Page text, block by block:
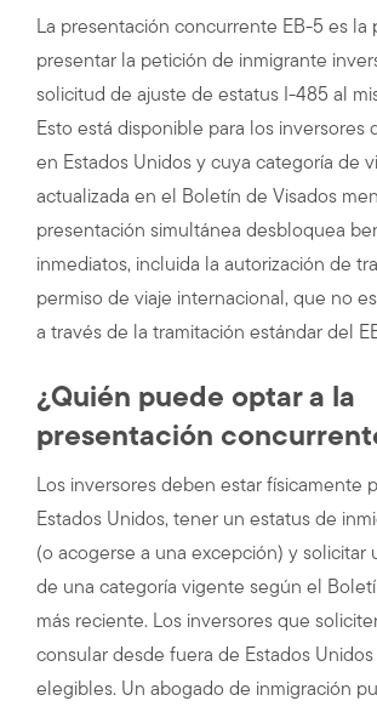
La presentación concurrente EB-5 es la
presentar la petición de inmigrante
solicitud de ajuste de estatus I-485 al
Esto está disponible para los inversores
en Estados Unidos y cuya categoría de
actualizada en el Boletín de Visados
presentación simultánea desbloquea
inmediatos, incluida la autorización de
permiso de viaje internacional, que no
a través de la tramitación estándar del
¿Quién puede optar a la
presentación
Los inversores deben estar físicamente
Estados Unidos, tener un estatus de
(o acogerse a una excepción) y solicitar
de una categoría vigente según el
más reciente. Los inversores que
consular desde fuera de Estados Unidos
elegibles. Un abogado de inmigración